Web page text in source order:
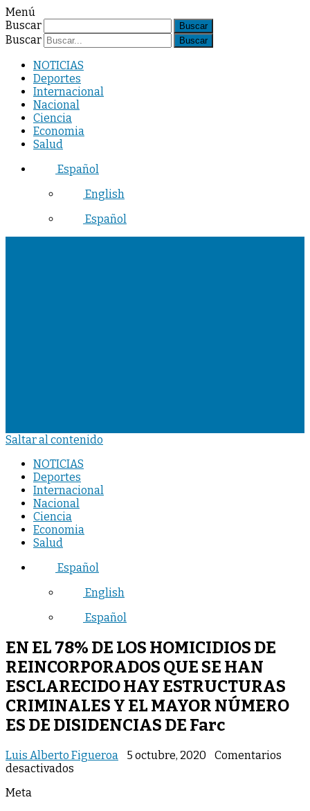
Menú
Buscar
Buscar
NOTICIAS
Deportes
Internacional
Nacional
Ciencia
Economia
Salud
Español
English
Español
Saltar al contenido
NOTICIAS
Deportes
Internacional
Nacional
Ciencia
Economia
Salud
Español
English
Español
EN EL 78% DE LOS HOMICIDIOS DE
REINCORPORADOS QUE SE HAN
ESCLARECIDO HAY ESTRUCTURAS
CRIMINALES Y EL MAYOR NÚMERO
ES DE DISIDENCIAS DE Farc
Luis Alberto Figueroa 5 octubre, 2020
Comentarios
desactivados
Meta